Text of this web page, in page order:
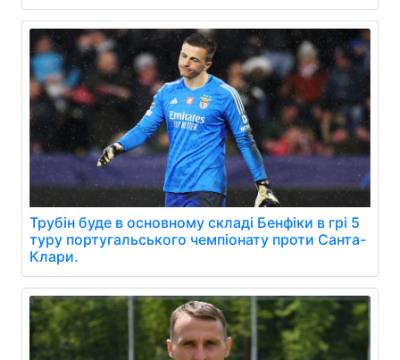
Трубін буде в основному складі Бенфіки в грі 5
туру португальського чемпіонату проти Санта-
Клари.